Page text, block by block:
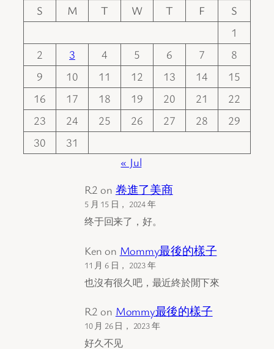
S
M T W T F
S
1
2
3 4 5 6 7
8
9
10 11 12 13 14
15
16
17 18 19 20 21
22
23
24 25 26 27 28
29
30
31
« Jul
R2 on 卷進了美商
5 月 15 日， 2024 年
终于回来了，好。
Ken on Mommy最後的樣子
11 月 6 日， 2023 年
也沒有很久吧，最近終於閒下來
R2 on Mommy最後的樣子
10 月 26 日， 2023 年
好久不见